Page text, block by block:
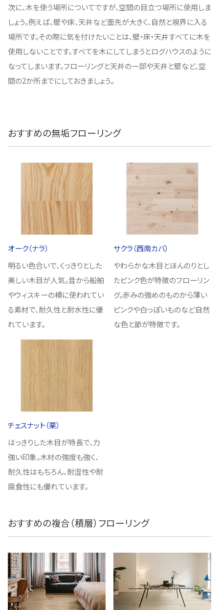
次に、木を使う場所についてですが、空間の目立つ場所に使用しま
しょう。例えば、壁や床、天井など面先が大きく、自然と視界に入る
場所です。その際に気を付けたいことは、壁・床・天井すべてに木を
使用しないことです。すべてを木にしてしまうとログハウスのように
なってしまいます。フローリングと天井の一部や天井と壁など、空
間の2か所までにしておきましょう。
おすすめの無垢フローリング
オーク（ナラ）
明るい色合いで、くっきりとした
美しい木目が人気。昔から船舶
やウィスキーの樽に使われてい
る素材で、耐久性と耐水性に優
れています。
サクラ（西南カバ）
やわらかな木目とほんのりとし
たピンク色が特徴のフローリン
グ。赤みの強めのものから薄い
ピンクや白っぽいものなど自然
な色と節が特徴です。
チェスナット（栗）
はっきりした木目が特長で、力
強い印象。木材の強度も強く、
耐久性はもちろん、耐湿性や耐
腐食性にも優れています。
おすすめの複合（積層）フローリング